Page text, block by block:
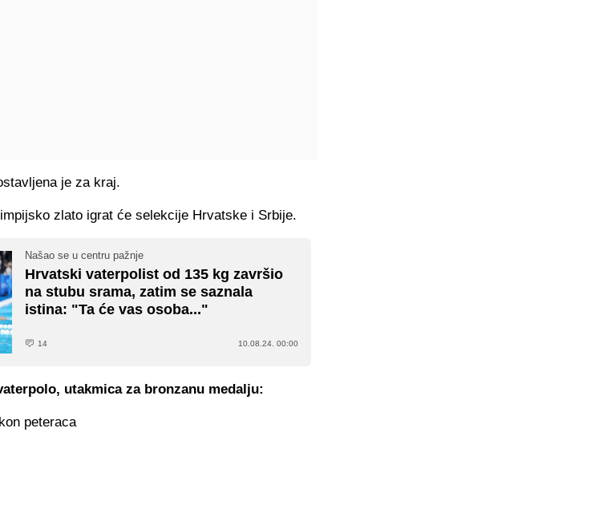
je za kraj.
zlato igrat će selekcije Hrvatske i Srbije.
Našao se u centru pažnje
Hrvatski vaterpolist od 135 kg završio
na stubu srama, zatim se saznala
istina: "Ta će vas osoba..."
14 10.08.24. 00:00
utakmica za bronzanu medalju:
peteraca